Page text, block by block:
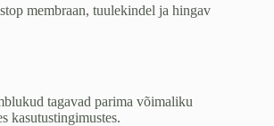
membraan, tuulekindel ja hingav
tagavad parima võimaliku
kasutustingimustes.